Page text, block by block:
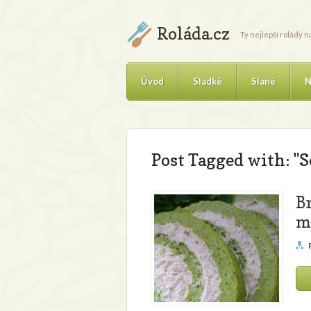
Roláda.cz Ty nejlepší rolády
Úvod Sladké Slané
Post Tagged with: